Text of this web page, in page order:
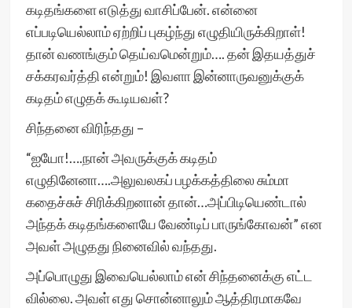
கடிதங்களை எடுத்து வாசிப்பேன். என்னை
எப்படியெல்லாம் ஏற்றிப் புகழ்ந்து எழுதியிருக்கிறாள்!
தான் வணங்கும் தெய்வமென்றும்…. தன் இதயத்துச்
சக்கரவர்த்தி என்றும்! இவளா இன்னாருவனுக்குக்
கடிதம் எழுதக் கூடியவள்?
சிந்தனை விரிந்தது –
“ஐயோ!….நான் அவருக்குக் கடிதம்
எழுதினேனா….அலுவலகப் பழக்கத்திலை சும்மா
கதைச்சுச் சிரிக்கிறனான் தான்…அப்பிடியெண்டால்
அந்தக் கடிதங்களையே வேண்டிப் பாருங்கோவன்” என
அவள் அழுதது நினைவில் வந்தது.
அப்பொழுது இவையெல்லாம் என் சிந்தனைக்கு எட்ட
வில்லை. அவள் எது சொன்னாலும் ஆத்திரமாகவே